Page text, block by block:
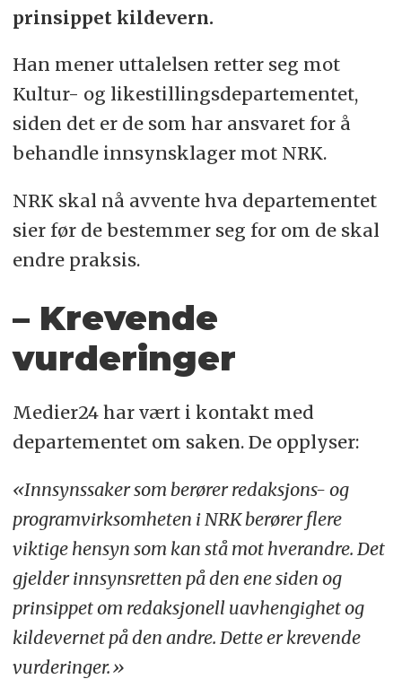
prinsippet kildevern.
Han mener uttalelsen retter seg mot
Kultur- og likestillingsdepartementet,
siden det er de som har ansvaret for å
behandle innsynsklager mot NRK.
NRK skal nå avvente hva departementet
sier før de bestemmer seg for om de skal
endre praksis.
– Krevende
vurderinger
Medier24 har vært i kontakt med
departementet om saken. De opplyser:
«Innsynssaker som berører redaksjons- og
programvirksomheten i NRK berører flere
viktige hensyn som kan stå mot hverandre. Det
gjelder innsynsretten på den ene siden og
prinsippet om redaksjonell uavhengighet og
kildevernet på den andre. Dette er krevende
vurderinger.»